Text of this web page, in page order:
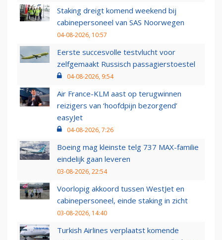
Staking dreigt komend weekend bij
cabinepersoneel van SAS Noorwegen
04-08-2026, 10:57
Eerste succesvolle testvlucht voor
zelfgemaakt Russisch passagierstoestel
04-08-2026, 9:54
Air France-KLM aast op terugwinnen
reizigers van ‘hoofdpijn bezorgend’
easyJet
04-08-2026, 7:26
Boeing mag kleinste telg 737 MAX-familie
eindelijk gaan leveren
03-08-2026, 22:54
Voorlopig akkoord tussen WestJet en
cabinepersoneel, einde staking in zicht
03-08-2026, 14:40
Turkish Airlines verplaatst komende